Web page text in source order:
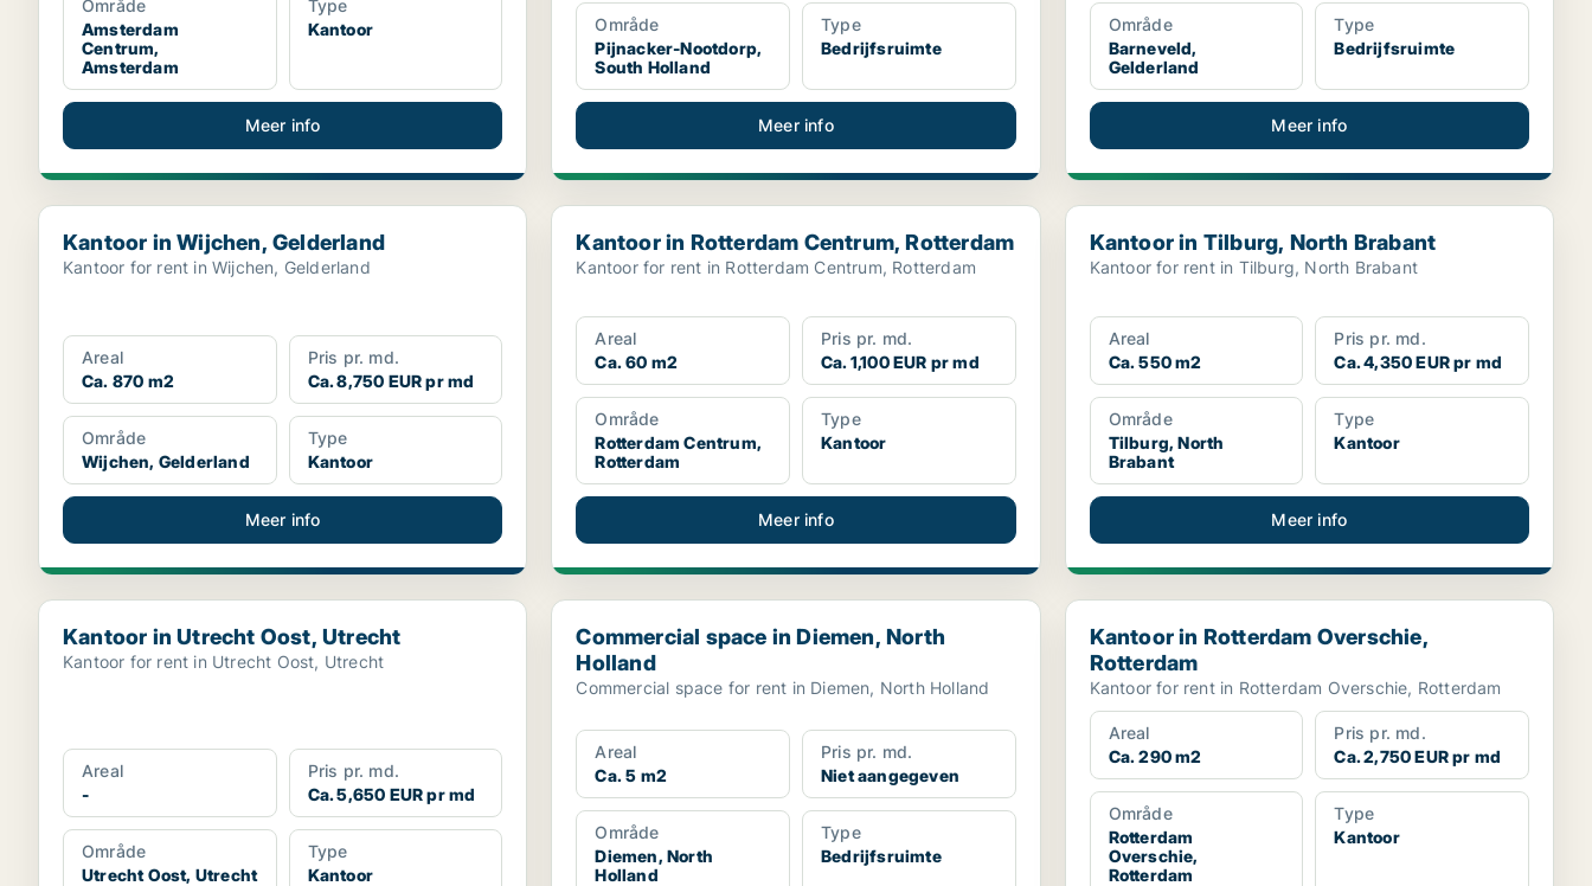
Område
Amsterdam
Centrum,
Amsterdam
Type
Kantoor
Meer info
Område
Pijnacker-Nootdorp,
South Holland
Type
Bedrijfsruimte
Meer info
Område
Barneveld,
Gelderland
Type
Bedrijfsruimte
Meer info
Kantoor in Wijchen, Gelderland
Kantoor in Wijchen, Gelderland
Kantoor for rent in Wijchen, Gelderland
Areal
Ca. 870 m2
Pris pr. md.
Ca. 8,750 EUR pr md
Område
Wijchen, Gelderland
Type
Kantoor
Meer info
Kantoor in Rotterdam Centrum, Rotterdam
Kantoor in Rotterdam Centrum, Rotterdam
Kantoor for rent in Rotterdam Centrum, Rotterdam
Areal
Ca. 60 m2
Pris pr. md.
Ca. 1,100 EUR pr md
Område
Rotterdam Centrum,
Rotterdam
Type
Kantoor
Meer info
Kantoor in Tilburg, North Brabant
Kantoor in Tilburg, North Brabant
Kantoor for rent in Tilburg, North Brabant
Areal
Ca. 550 m2
Pris pr. md.
Ca. 4,350 EUR pr md
Område
Tilburg, North
Brabant
Type
Kantoor
Meer info
Kantoor in Utrecht Oost, Utrecht
Kantoor in Utrecht Oost, Utrecht
Kantoor for rent in Utrecht Oost, Utrecht
Areal
-
Pris pr. md.
Ca. 5,650 EUR pr md
Område
Utrecht Oost, Utrecht
Type
Kantoor
Commercial space in Diemen, North Holland
Commercial space in Diemen, North
Holland
Commercial space for rent in Diemen, North Holland
Areal
Ca. 5 m2
Pris pr. md.
Niet aangegeven
Område
Diemen, North
Holland
Type
Bedrijfsruimte
Kantoor in Rotterdam Overschie, Rotterdam
Kantoor in Rotterdam Overschie,
Rotterdam
Kantoor for rent in Rotterdam Overschie, Rotterdam
Areal
Ca. 290 m2
Pris pr. md.
Ca. 2,750 EUR pr md
Område
Rotterdam
Overschie,
Rotterdam
Type
Kantoor